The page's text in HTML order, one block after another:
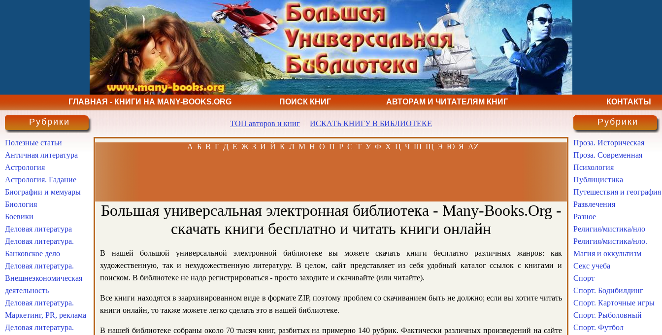
ГЛАВНАЯ - КНИГИ НА MANY-BOOKS.ORG ПОИСК КНИГ АВТОРАМ И ЧИТАТЕЛЯМ КНИГ КОНТАКТЫ
ТОП авторов и книг ИСКАТЬ КНИГУ В БИБЛИОТЕКЕ
А Б В Г Д Е Ж З И Й К Л М Н О П Р С Т У Ф Х Ц Ч Ш Щ Э Ю Я AZ
Большая универсальная электронная библиотека - Many-Books.Org -
скачать книги бесплатно и читать книги онлайн
В нашей большой универсальной электронной библиотеке вы можете скачать книги бесплатно различных жанров: как
художественную, так и нехудожественную литературу. В целом, сайт представляет из себя удобный каталог ссылок с книгами и
поиском. В библиотеке не надо регистрироваться - просто заходите и скачивайте (или читайте).
Все книги находятся в заархивированном виде в формате ZIP, поэтому проблем со скачиванием быть не должно; если вы хотите читать
книги онлайн, то также можете легко сделать это в нашей библиотеке.
В нашей библиотеке собраны около 70 тысяч книг, разбитых на примерно 140 рубрик. Фактически различных произведений на сайте
Рубрики
Полезные статьи
Античная литература
Астрология
Астрология. Гадание
Биографии и мемуары
Биология
Боевики
Деловая литература
Деловая литература.
Банковское дело
Деловая литература.
Внешнеэкономическая
деятельность
Деловая литература.
Маркетинг, PR, реклама
Деловая литература.
Рубрики
Проза. Историческая
Проза. Современная
Психология
Публицистика
Путешествия и география
Развлечения
Разное
Религия/мистика/нло
Религия/мистика/нло.
Магия и оккультизм
Секс учеба
Спорт
Спорт. Бодибилдинг
Спорт. Карточные игры
Спорт. Рыболовный
Спорт. Футбол